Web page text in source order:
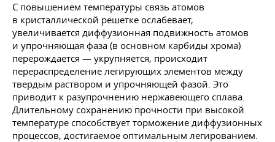
С повышением температуры связь атомов
в кристаллической решетке ослабевает,
увеличивается диффузионная подвижность атомов
и упрочняющая фаза (в основном карбиды хрома)
перерождается — укрупняется, происходит
перераспределение легирующих элементов между
твердым раствором и упрочняющей фазой. Это
приводит к разупрочнению нержавеющего сплава.
Длительному сохранению прочности при высокой
температуре способствует торможение диффузионных
процессов, достигаемое оптимальным легированием.